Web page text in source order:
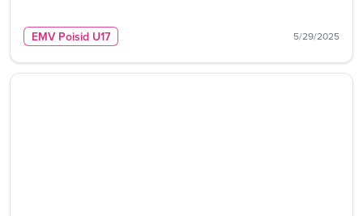
EMV Poisid U17 5/29/2025